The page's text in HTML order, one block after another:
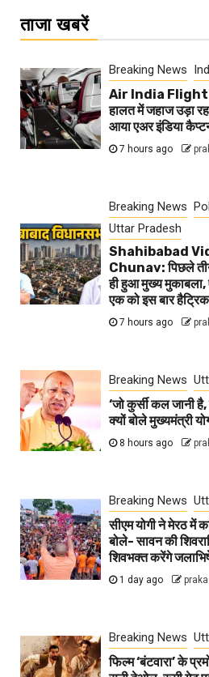
ताजा खबरें
Breaking News
Air India Flight
हालत में जहाज उड़ा
आया एअर इंडिया
7 hours ago
Breaking News
Uttar Pradesh
Shahibabad
Chunav: पिछले तीन
ही हुआ मुख्य मुकाबला,
एक को इस बार हैट्रिक
7 hours ago
Breaking News
‘जो कुर्सी कल जानी
क्यों बोले मुख्यमंत्री
8 hours ago
Breaking News
सीएम योगी ने मेरठ में
बोले- सावन की
शिवभक्त करेंगे
1 day ago
Breaking News
फिल्म ‘बंटवारा’ के